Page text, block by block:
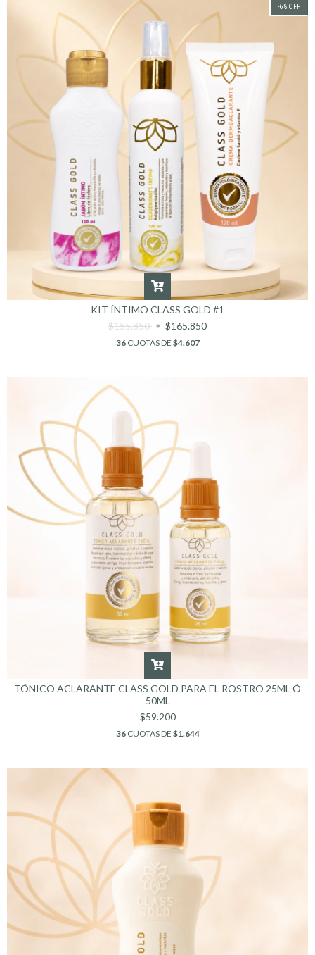
-6% OFF
KIT ÍNTIMO CLASS GOLD #1
$155.850
$165.850
36CUOTAS DE $4.607
TÓNICO ACLARANTE CLASS GOLD PARA EL ROSTRO 25ML Ó
50ML
$59.200
36CUOTAS DE $1.644